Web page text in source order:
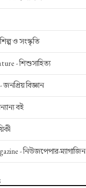
শিল্প ও সংস্কৃতি
-শিশুসাহিত্য
জনপ্রিয় বিজ্ঞান
বই
-নিউজপেপার-ম্যাগাজিন